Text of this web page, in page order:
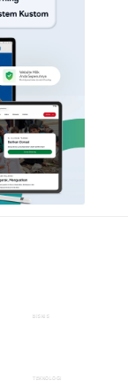
BISNIS
TEKNOLOGI